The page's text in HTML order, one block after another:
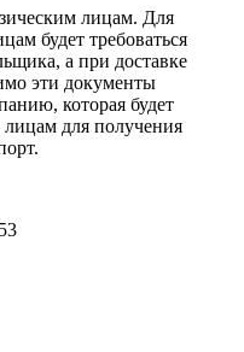
лицам. Для
будет требоваться
а при доставке
эти документы
которая будет
для получения